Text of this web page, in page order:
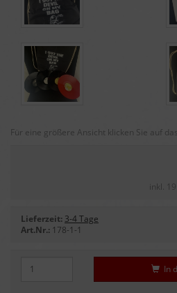
Für eine größere Ansicht klicken Sie auf
inkl.
Lieferzeit: 3-4 Tage
Art.Nr.: 178-1-1
In